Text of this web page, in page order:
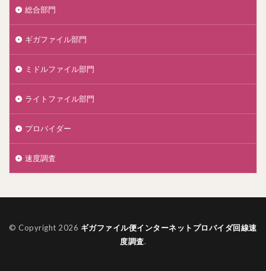
総合部門
ギガファイル部門
ミドルファイル部門
ライトファイル部門
プロバイダー
速度調査
© Copyright 2026 ギガファイル便インターネットプロバイダ回線速
度調査.